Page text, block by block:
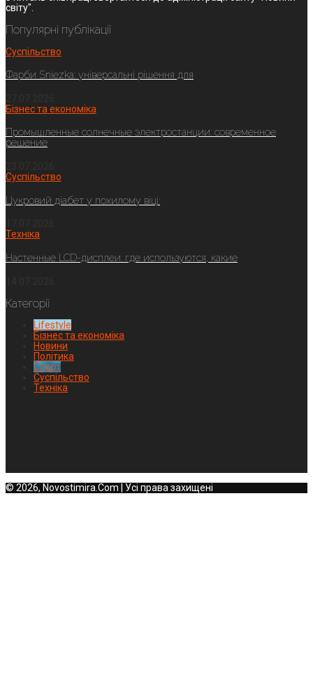
світу".
Популярні публікації
Суспільство
Фарби Sniezka: універсальні рішення для
Бізнес та економіка
Промышленные солнечные электростанции: современное
решение
Суспільство
Цукровий діабет у похилому віці:
Техніка
Настенные LCD-дисплеи: где используются, какие
Категорії
Lifestyle
Бізнес та економіка
Новини
Політика
Спорт
Суспільство
Техніка
© 2026, Novostimira.Com | Усі права захищені